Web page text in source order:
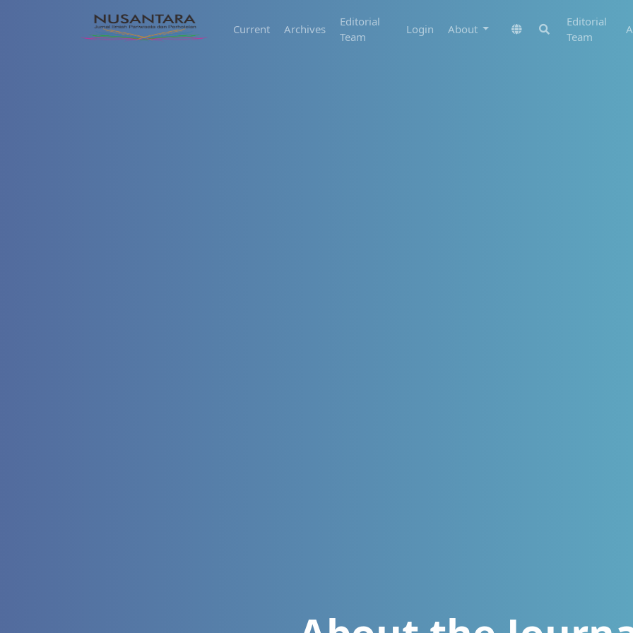
Current Archives
Editorial
Team
Login About
Editorial
Team